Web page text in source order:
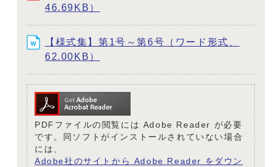
46.69KB）
【様式集】第1号～第6号（ワード形式、
62.00KB）
PDFファイルの閲覧には Adobe Reader が必要
です。同ソフトがインストールされていない場合
には、
Adobe社のサイトから Adobe Reader をダウン